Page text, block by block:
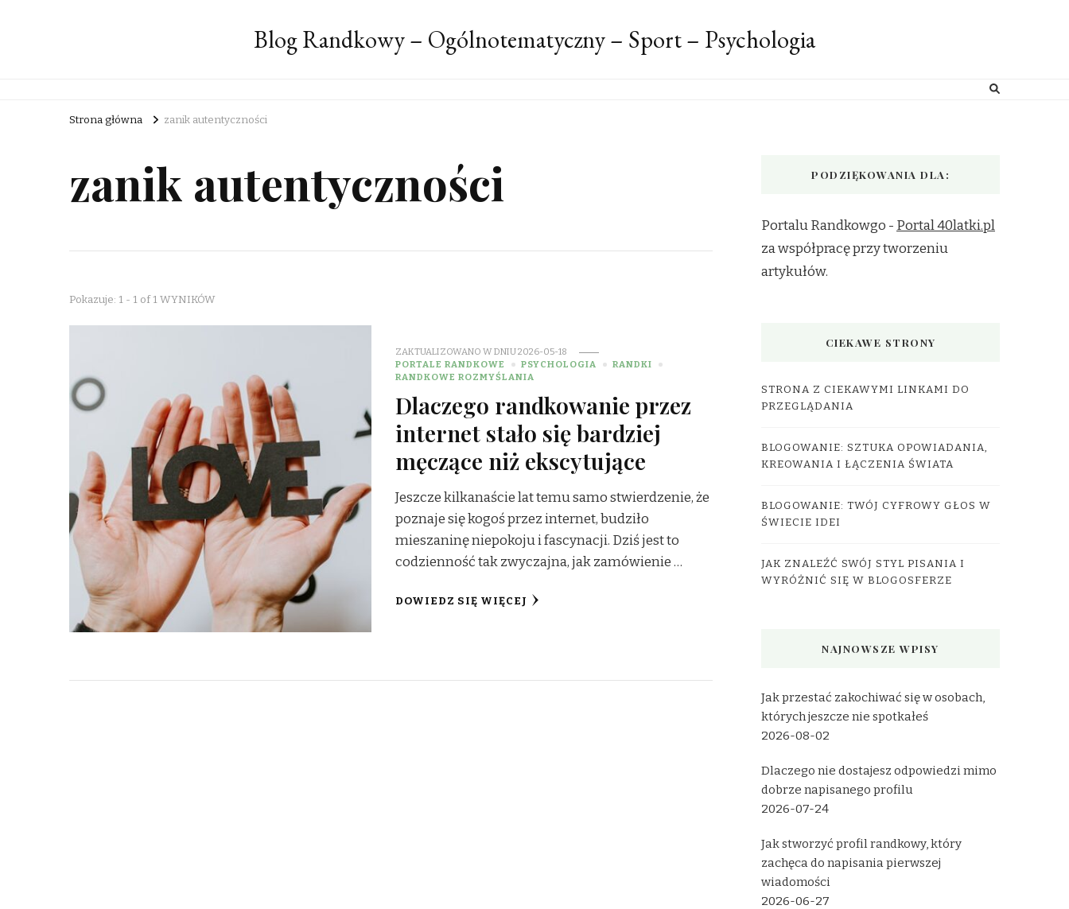
Blog Randkowy – Ogólnotematyczny – Sport – Psychologia
Strona główna zanik autentyczności
zanik autentyczności
Pokazuje: 1 - 1 of 1 WYNIKÓW
ZAKTUALIZOWANO W DNIU2026-05-18
PORTALE RANDKOWE
PSYCHOLOGIA
RANDKI
RANDKOWE ROZMYŚLANIA
Dlaczego randkowanie przez
internet stało się bardziej
męczące niż ekscytujące
Jeszcze kilkanaście lat temu samo stwierdzenie, że
poznaje się kogoś przez internet, budziło
mieszaninę niepokoju i fascynacji. Dziś jest to
codzienność tak zwyczajna, jak zamówienie …
DOWIEDZ SIĘ WIĘCEJ
PODZIĘKOWANIA DLA:
Portalu Randkowgo - Portal 40latki.pl
za współpracę przy tworzeniu
artykułów.
CIEKAWE STRONY
STRONA Z CIEKAWYMI LINKAMI DO
PRZEGLĄDANIA
BLOGOWANIE: SZTUKA OPOWIADANIA,
KREOWANIA I ŁĄCZENIA ŚWIATA
BLOGOWANIE: TWÓJ CYFROWY GŁOS W
ŚWIECIE IDEI
JAK ZNALEŹĆ SWÓJ STYL PISANIA I
WYRÓŻNIĆ SIĘ W BLOGOSFERZE
NAJNOWSZE WPISY
Jak przestać zakochiwać się w osobach,
których jeszcze nie spotkałeś
2026-08-02
Dlaczego nie dostajesz odpowiedzi mimo
dobrze napisanego profilu
2026-07-24
Jak stworzyć profil randkowy, który
zachęca do napisania pierwszej
wiadomości
2026-06-27